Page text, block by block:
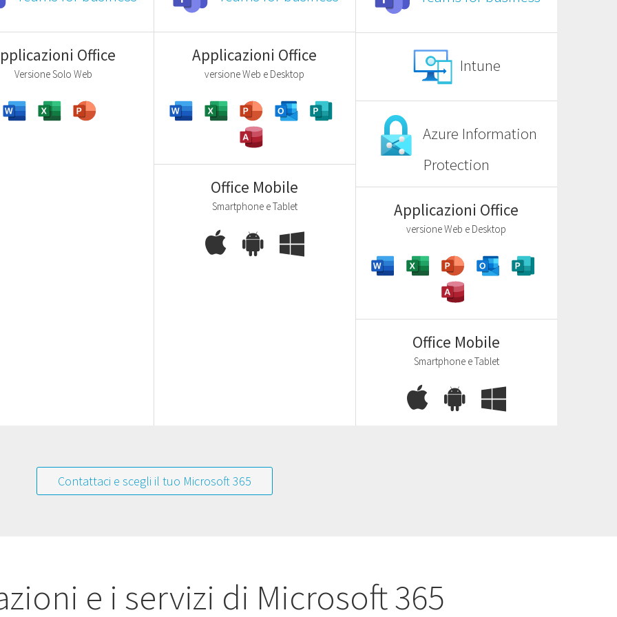
Office
Versione Solo Web
Applicazioni Office
versione Web e Desktop
Office Mobile
Smartphone e Tablet
Intune
Azure Information
Protection
Applicazioni Office
versione Web e Desktop
Office Mobile
Smartphone e Tablet
Contattaci e scegli il tuo Microsoft 365
e i servizi di Microsoft 365